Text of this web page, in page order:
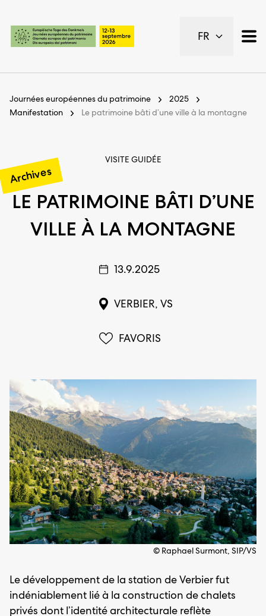
Pages importantes
Page d’accueil
Contenu
Plan du site
FR
Journées européennes du patrimoine
2025
Manifestation
Le patrimoine bâti d’une ville à la montagne
VISITE GUIDÉE
Archives
LE PATRIMOINE BÂTI D’UNE
VILLE À LA MONTAGNE
13.9.2025
VERBIER, VS
FAVORIS
© Raphael Surmont, SIP/VS
Le développement de la station de Verbier fut
indéniablement lié à la construction de chalets
privés dont l’identité architecturale reflète